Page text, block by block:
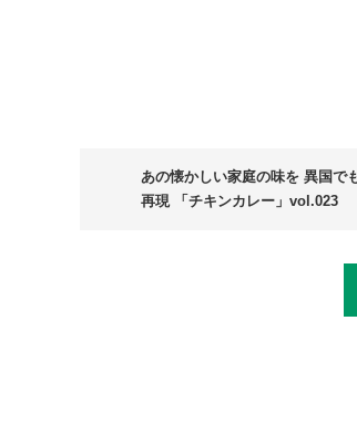
あの懐かしい家庭の味を 異国で
再現 「チキンカレー」vol.023